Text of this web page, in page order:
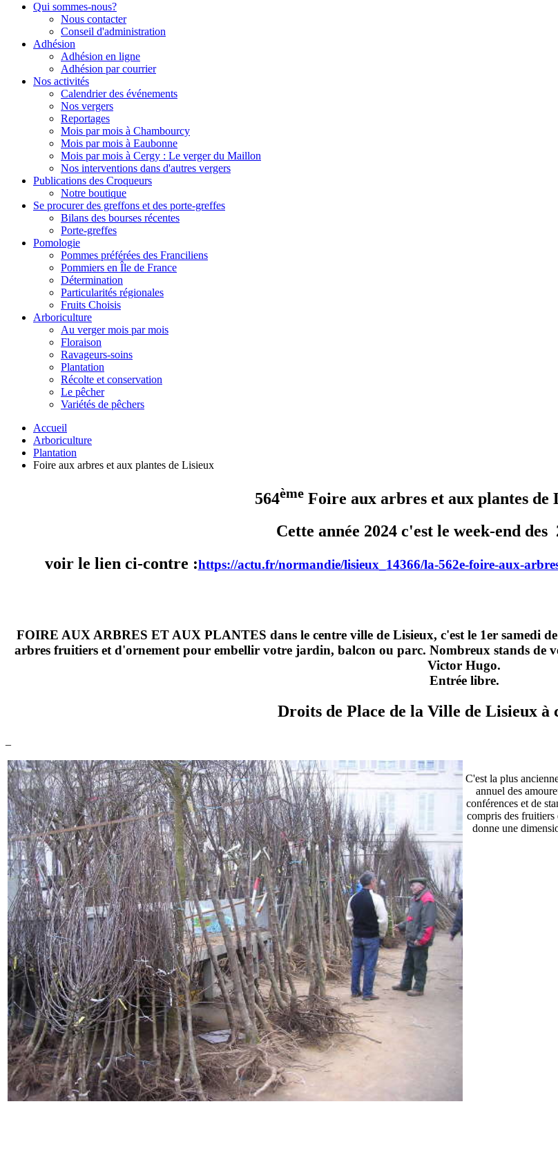
Qui sommes-nous?
Nous contacter
Conseil d'administration
Adhésion
Adhésion en ligne
Adhésion par courrier
Nos activités
Calendrier des événements
Nos vergers
Reportages
Mois par mois à Chambourcy
Mois par mois à Eaubonne
Mois par mois à Cergy : Le verger du Maillon
Nos interventions dans d'autres vergers
Publications des Croqueurs
Notre boutique
Se procurer des greffons et des porte-greffes
Bilans des bourses récentes
Porte-greffes
Pomologie
Pommes préférées des Franciliens
Pommiers en Île de France
Détermination
Particularités régionales
Fruits Choisis
Arboriculture
Au verger mois par mois
Floraison
Ravageurs-soins
Plantation
Récolte et conservation
Le pêcher
Variétés de pêchers
Accueil
Arboriculture
Plantation
Foire aux arbres et aux plantes de Lisieux
564èmeFoire aux arbres et aux plantes de
Cette année 2024 c'est le week-end
voir le lien ci-contre :https://actu.fr/normandie/lisieux_14366/la-562e-foire-aux-
FOIRE AUX ARBRES ET AUX PLANTES dans le centre ville de Lisieux, c'est le 1er samedi
arbres fruitiers et d'ornement pour embellir votre jardin, balcon ou parc. Nombreux stands de
Victor Hugo.
Entrée libre.
Droits de Place de la Ville de Lisieux à
C'est la plus
annuel des
conférences et de
compris des fruitiers
donne une